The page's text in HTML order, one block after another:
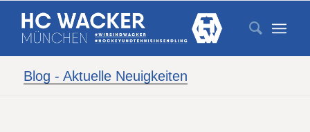
Blog - Aktuelle Neuigkeiten